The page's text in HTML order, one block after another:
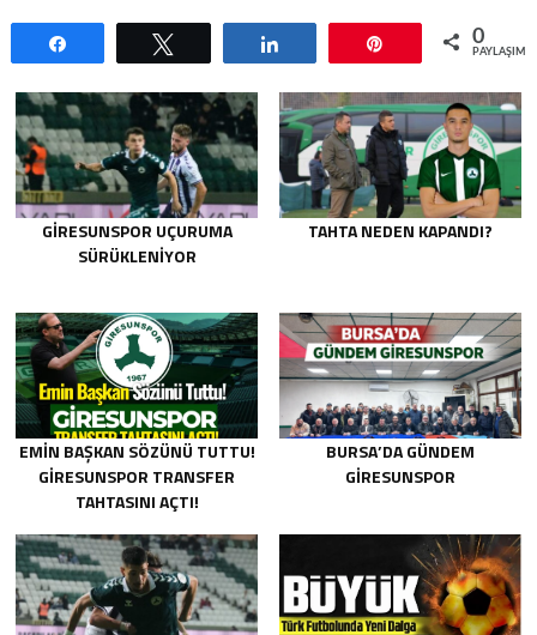
0
GIRESUNSPOR UÇURUMA
SÜRÜKLENIYOR
TAHTA NEDEN KAPANDI?
EMIN BAŞKAN SÖZÜNÜ TUTTU!
GIRESUNSPOR TRANSFER
TAHTASINI AÇTI!
BURSA’DA GÜNDEM
GIRESUNSPOR